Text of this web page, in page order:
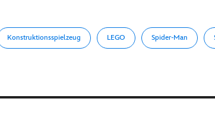
Konstruktionsspielzeug LEGO Spider-Man